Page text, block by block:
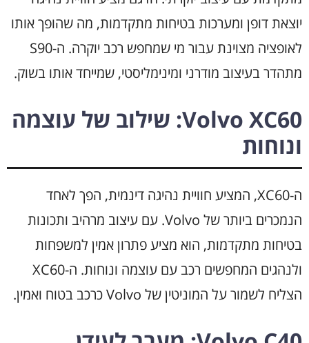
יוצאת דופן ומערכות בטיחות מתקדמות, מה שהופך אותו
לאופציה מצוינת עבור מי שמחפש רכב יוקרה. ה-S90
מתהדר בעיצוב מודרני ומינימליסטי, שמייחד אותו בשוק.
Volvo XC60: שילוב של עוצמה
ונוחות
ה-XC60, המציע חוויית נהיגה דינמית, הפך לאחד
הנמכרים ביותר של Volvo. עם עיצוב מרהיב ותכונות
בטיחות מתקדמות, הוא מציע פתרון אמין למשפחות
ולנהגים המחפשים רכב עם עוצמה ונוחות. ה-XC60
הצליח לשמור על המוניטין של Volvo כרכב בטוח ואמין.